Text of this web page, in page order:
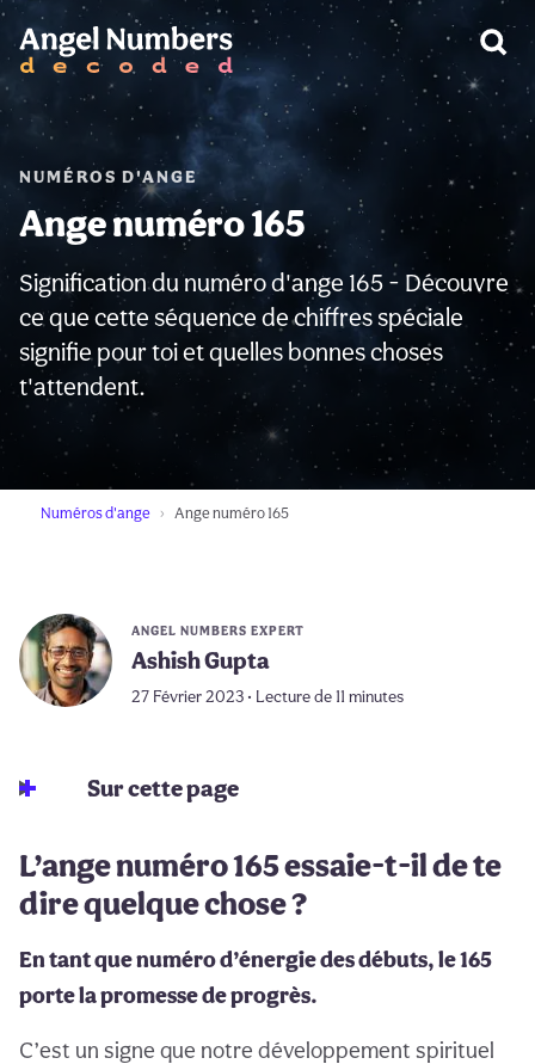
NUMÉROS D'ANGE
Ange numéro 165
Signification du numéro d'ange 165 - Découvre
ce que cette séquence de chiffres spéciale
signifie pour toi et quelles bonnes choses
t'attendent.
Numéros d'ange Ange numéro 165
ANGEL NUMBERS EXPERT
Ashish Gupta
27 Février 2023 • Lecture de 11 minutes
Sur cette page
L’ange numéro 165 essaie-t-il de te
dire quelque chose ?
En tant que numéro d’énergie des débuts, le 165
porte la promesse de progrès.
C’est un signe que notre développement spirituel
AVERTISSEMENT: